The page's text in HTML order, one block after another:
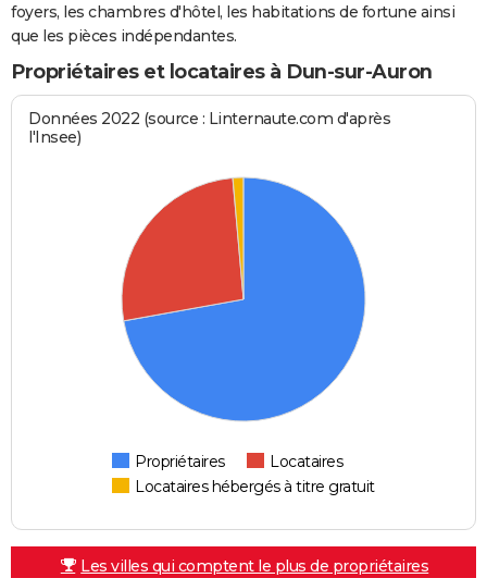
foyers, les chambres d'hôtel, les habitations de fortune ainsi
que les pièces indépendantes.
Propriétaires et locataires à Dun-sur-Auron
Données 2022 (source : Linternaute.com d'après
l'Insee)
Propriétaires
Locataires
Locataires hébergés à titre gratuit
Les villes qui comptent le plus de propriétaires